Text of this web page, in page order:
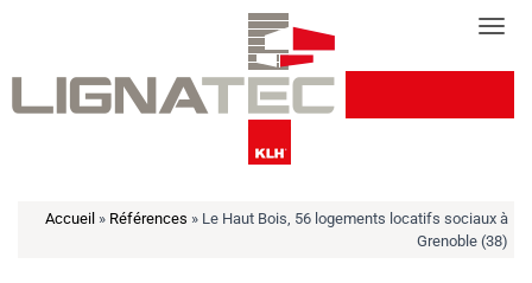
Accueil » Références » Le Haut Bois, 56 logements locatifs sociaux à
Grenoble (38)